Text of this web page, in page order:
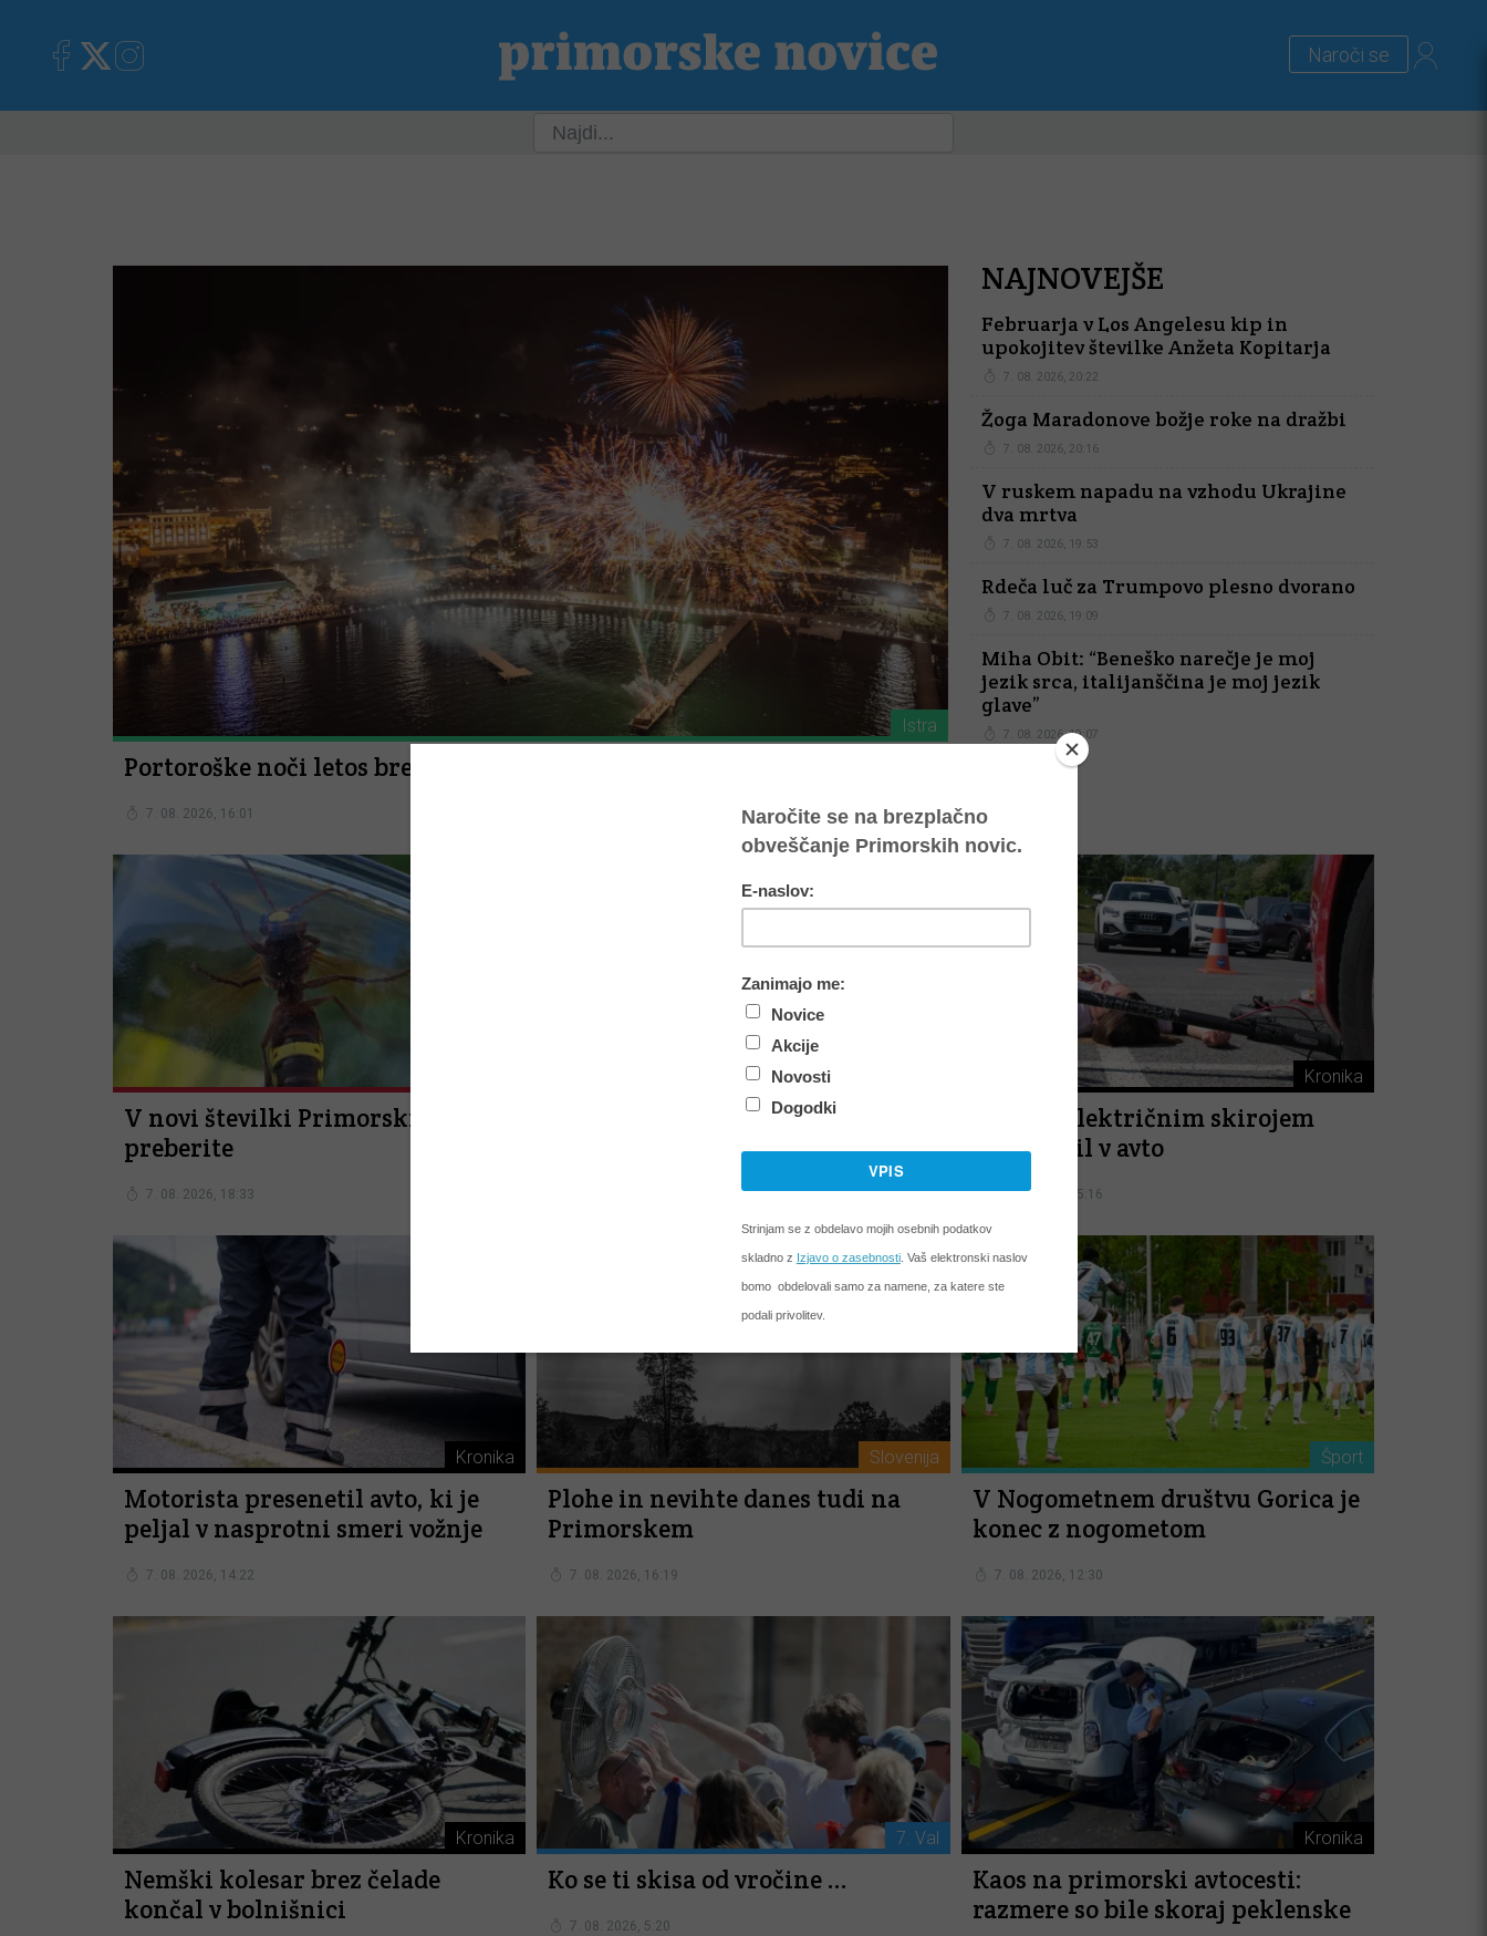
Naroči se
Slovenija
Istra
Portoroške noči letos brez ognjemeta
7. 08. 2026, 16:01
NAJNOVEJŠE
Februarja v Los Angelesu kip in
upokojitev številke Anžeta Kopitarja
7. 08. 2026, 20:22
Žoga Maradonove božje roke na dražbi
7. 08. 2026, 20:16
V ruskem napadu na vzhodu Ukrajine
dva mrtva
7. 08. 2026, 19:53
Rdeča luč za Trumpovo plesno dvorano
7. 08. 2026, 19:09
Miha Obit: “Beneško narečje je moj
jezik srca, italijanščina je moj jezik
glave”
7. 08. 2026, 19:07
V novi številki Primorskih novic
preberite
7. 08. 2026, 18:33
Maja Filipović: “Upajte si
pomagati ranljivim”
Kronika
Otrok z električnim skirojem
čelno trčil v avto
7. 08. 2026, 15:16
Kronika
Motorista presenetil avto, ki je
peljal v nasprotni smeri vožnje
7. 08. 2026, 14:22
Slovenija
Plohe in nevihte danes tudi na
Primorskem
7. 08. 2026, 16:19
Šport
V Nogometnem društvu Gorica je
konec z nogometom
7. 08. 2026, 12:30
Kronika
Nemški kolesar brez čelade
končal v bolnišnici
7. Val
Ko se ti skisa od vročine ...
7. 08. 2026, 5:20
Kronika
Kaos na primorski avtocesti:
razmere so bile skoraj peklenske